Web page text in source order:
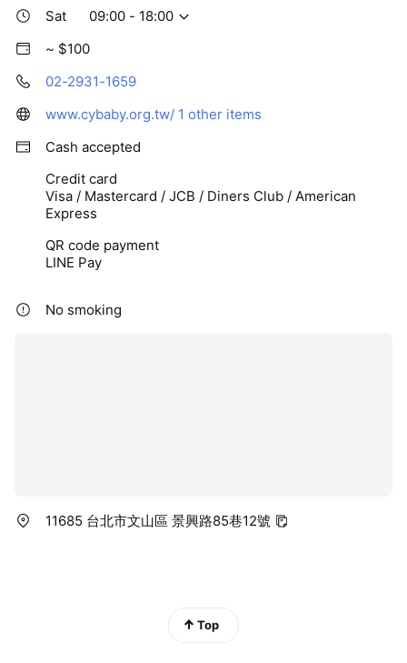
Sat
09:00 - 18:00
~ $100
02-2931-1659
www.cybaby.org.tw/ 1 other items
Cash accepted
Credit card
Visa / Mastercard / JCB / Diners Club / American
Express
QR code payment
LINE Pay
No smoking
11685 台北市文山區 景興路85巷12號
Top